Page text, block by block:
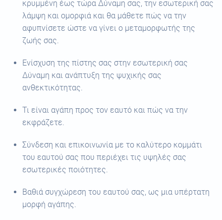
κρυμμένη έως τώρα Δύναμη σας, την εσωτερική σας
λάμψη και ομορφιά και θα μάθετε πώς να την
αφυπνίσετε ώστε να γίνει ο μεταμορφωτής της
ζωής σας.
Ενίσχυση της πίστης σας στην εσωτερική σας
Δύναμη και ανάπτυξη της ψυχικής σας
ανθεκτικότητας.
Τι είναι αγάπη προς τον εαυτό και πώς να την
εκφράζετε.
Σύνδεση και επικοινωνία με το καλύτερο κομμάτι
του εαυτού σας που περιέχει τις υψηλές σας
εσωτερικές ποιότητες.
Βαθιά συγχώρεση του εαυτού σας, ως μια υπέρτατη
μορφή αγάπης.